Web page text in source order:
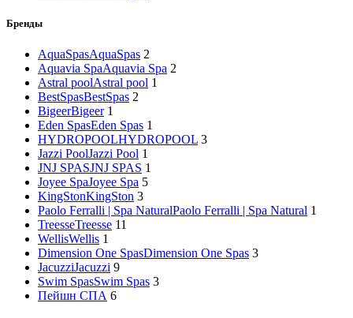
Бренды
AquaSpasAquaSpas 2
Aquavia SpaAquavia Spa 2
Astral poolAstral pool 1
BestSpasBestSpas 2
BigeerBigeer 1
Eden SpasEden Spas 1
HYDROPOOLHYDROPOOL 3
Jazzi PoolJazzi Pool 1
JNJ SPASJNJ SPAS 1
Joyee SpaJoyee Spa 5
KingStonKingSton 3
Paolo Ferralli | Spa NaturalPaolo Ferralli | Spa Natural 1
TreesseTreesse 11
WellisWellis 1
Dimension One SpasDimension One Spas 3
JacuzziJacuzzi 9
Swim SpasSwim Spas 3
Пейшн СПА 6